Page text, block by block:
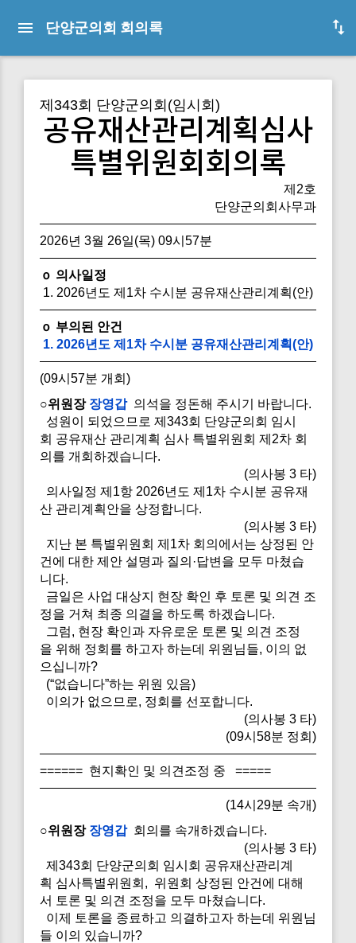
단양군의회 회의록
제343회 단양군의회(임시회)
공유재산관리계획심사
특별위원회회의록
제2호
단양군의회사무과
2026년 3월 26일(목) 09시57분
ｏ 의사일정
1. 2026년도 제1차 수시분 공유재산관리계획(안)
ｏ 부의된 안건
1. 2026년도 제1차 수시분 공유재산관리계획(안)
(09시57분 개회)
○위원장 장영갑의석을 정돈해 주시기 바랍니다.
성원이 되었으므로 제343회 단양군의회 임시
회 공유재산 관리계획 심사 특별위원회 제2차 회
의를 개회하겠습니다.
(의사봉 3 타)
의사일정 제1항 2026년도 제1차 수시분 공유재
산 관리계획안을 상정합니다.
(의사봉 3 타)
지난 본 특별위원회 제1차 회의에서는 상정된 안
건에 대한 제안 설명과 질의·답변을 모두 마쳤습
니다.
금일은 사업 대상지 현장 확인 후 토론 및 의견 조
정을 거쳐 최종 의결을 하도록 하겠습니다.
그럼, 현장 확인과 자유로운 토론 및 의견 조정
을 위해 정회를 하고자 하는데 위원님들, 이의 없
으십니까?
(“없습니다”하는 위원 있음)
이의가 없으므로, 정회를 선포합니다.
(의사봉 3 타)
(09시58분 정회)
====== 현지확인 및 의견조정 중 =====
(14시29분 속개)
○위원장 장영갑회의를 속개하겠습니다.
(의사봉 3 타)
제343회 단양군의회 임시회 공유재산관리계
획 심사특별위원회, 위원회 상정된 안건에 대해
서 토론 및 의견 조정을 모두 마쳤습니다.
이제 토론을 종료하고 의결하고자 하는데 위원님
들 이의 있습니까?